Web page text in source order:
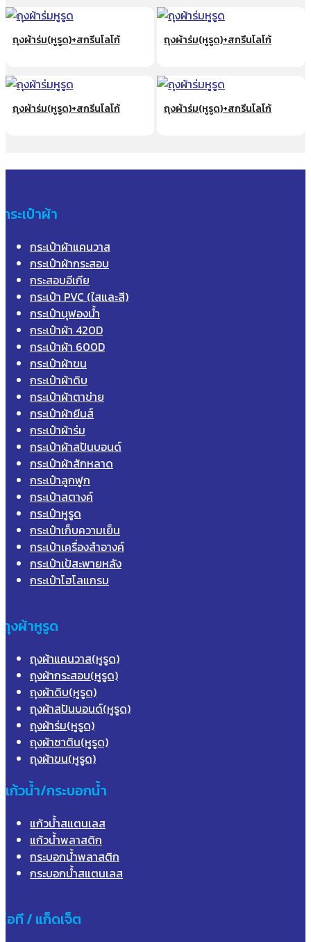
ถุงผ้าร่ม(หูรูด)+สกรีนโลโก้ ถุงผ้าร่ม(หูรูด)+สกรีนโลโก้
ถุงผ้าร่ม(หูรูด)+สกรีนโลโก้ ถุงผ้าร่ม(หูรูด)+สกรีนโลโก้
กระเป๋าผ้า
กระเป๋าผ้าแคนวาส
กระเป๋าผ้ากระสอบ
กระสอบอีเกีย
กระเป๋า PVC (ใสและสี)
กระเป๋าบุฟองน้ำ
กระเป๋าผ้า 420D
กระเป๋าผ้า 600D
กระเป๋าผ้าขน
กระเป๋าผ้าดิบ
กระเป๋าผ้าตาข่าย
กระเป๋าผ้ายีนส์
กระเป๋าผ้าร่ม
กระเป๋าผ้าสปันบอนด์
กระเป๋าผ้าสักหลาด
กระเป๋าลูกฟูก
กระเป๋าสตางค์
กระเป๋าหูรูด
กระเป๋าเก็บความเย็น
กระเป๋าเครื่องสำอางค์
กระเป๋าเป้สะพายหลัง
กระเป๋าโฮโลแกรม
ถุงผ้าหูรูด
ถุงผ้าแคนวาส(หูรูด)
ถุงผ้ากระสอบ(หูรูด)
ถุงผ้าดิบ(หูรูด)
ถุงผ้าสปันบอนด์(หูรูด)
ถุงผ้าร่ม(หูรูด)
ถุงผ้าซาติน(หูรูด)
ถุงผ้าขน(หูรูด)
แก้วน้ำ/กระบอกน้ำ
แก้วน้ำสแตนเลส
แก้วน้ำพลาสติก
กระบอกน้ำพลาสติก
กระบอกน้ำสแตนเลส
ไอที / แก็ดเจ็ต